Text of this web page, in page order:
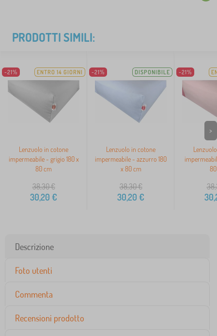
PRODOTTI SIMILI:
-21% ENTRO 14 GIORNI
Lenzuolo in cotone
impermeabile - grigio 180 x
80 cm
38,30€
30,20 €
-21% DISPONIBILE
Lenzuolo in cotone
impermeabile - azzurro 180
x 80 cm
38,30€
30,20 €
-21%
>
Descrizione
Foto utenti
Commenta
Recensioni prodotto